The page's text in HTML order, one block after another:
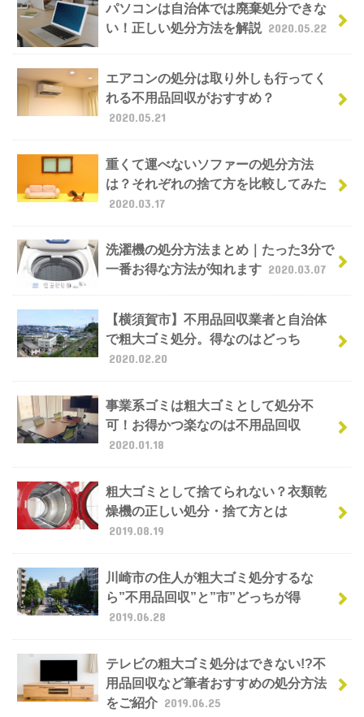
パソコンは自治体では廃棄処分できな
い！正しい処分方法を解説 2020.05.22
エアコンの処分は取り外しも行ってく
れる不用品回収がおすすめ？
2020.05.21
重くて運べないソファーの処分方法
は？それぞれの捨て方を比較してみた
2020.03.17
洗濯機の処分方法まとめ｜たった3分で
一番お得な方法が知れます 2020.03.07
【横須賀市】不用品回収業者と自治体
で粗大ゴミ処分。得なのはどっち
2020.02.20
事業系ゴミは粗大ゴミとして処分不
可！お得かつ楽なのは不用品回収
2020.01.18
粗大ゴミとして捨てられない？衣類乾
燥機の正しい処分・捨て方とは
2019.08.19
川崎市の住人が粗大ゴミ処分するな
ら”不用品回収”と”市”どっちが得
2019.06.28
テレビの粗大ゴミ処分はできない!?不
用品回収など筆者おすすめの処分方法
をご紹介 2019.06.25